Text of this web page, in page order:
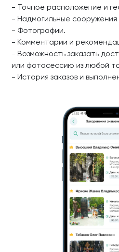
- Точное расположение и
- Надмогильные сооружения
- Фотографии.
- Комментарии и
- Возможность заказать
или фотосессию из любой
- История заказов и